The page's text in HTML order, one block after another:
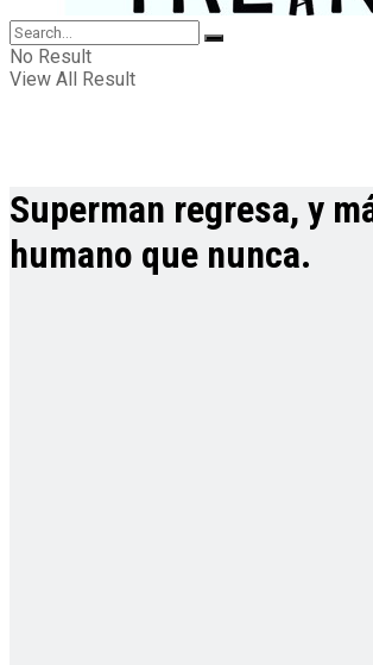
No Result
View All Result
Superman regresa, y
humano que nunca.